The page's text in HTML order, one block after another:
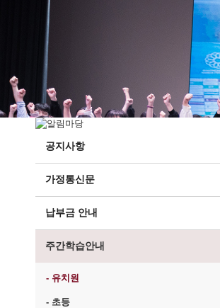
공지사항
가정통신문
납부금 안내
주간학습안내
- 유치원
- 초등